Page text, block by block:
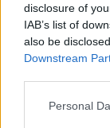
disclosure of
IAB’s list of
also be
Downstream
Please note
Personal
Xαρακτήρες: 0/